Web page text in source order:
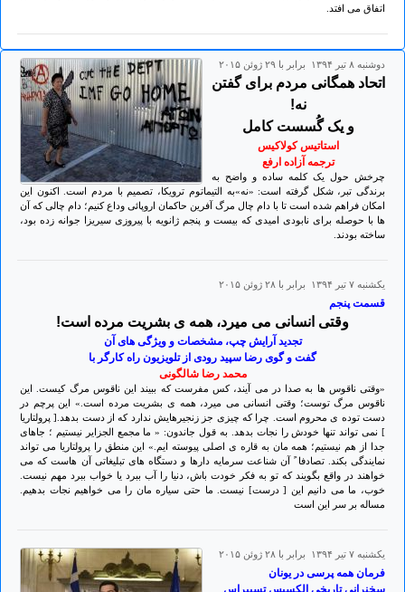
اتفاق می افتد.
دوشنبه ۸ تير ۱۳۹۴ برابر با ۲۹ ژوئن ۲۰۱۵
اتحاد همگانی مردم برای گفتن
نه!
و یک گُسست کامل
استاتیس کولاکیس
ترجمه آزاده ارفع
چرخش حول یک کلمه ساده و واضح به
برندگی تبر، شکل گرفته است: «نه»به التیماتوم ترویکا، تصمیم با مردم است. اکنون این
امکان فراهم شده است تا با دام چال مرگ آفرین حاکمان اروپائی وداع کنیم؛ دام چالی که آن
ها با حوصله برای نابودی امیدی که بیست و پنجم ژانویه با پیروزی سیریزا جوانه زده بود،
ساخته بودند.
يكشنبه ۷ تير ۱۳۹۴ برابر با ۲۸ ژوئن ۲۰۱۵
قسمت پنجم
وقتی انسانی می میرد، همه ی بشریت مرده است!
تجدید آرایش چپ، مشخصات و ویژگی های آن
گفت و گوی رضا سپید رودی از تلويزیون راه کارگر با
محمد رضا شالگونی
«وقتی ناقوس ها به صدا در می آیند، کس مفرست که ببیند این ناقوس مرگ کیست. این
ناقوس مرگ توست؛ وقتی انسانی می میرد، همه ی بشریت مرده است.» این پرچم در
دست توده ی محروم است. چرا که چیزی جز زنجیرهایش ندارد که از دست بدهد.[ پرولتاريا
] نمی تواند تنها خودش را نجات بدهد. به قول جاندون: « ما مجمع الجزایر نیستیم ؛ جاهای
جدا از هم نیستیم؛ همه مان به قاره ی اصلی پیوسته ایم.» این منطق را پرولتاریا می تواند
نمایندگی بکند. تصادفا ً آن شناعت سرمایه دارها و دستگاه های تبلیغاتی آن هاست که می
خواهند در واقع بگویند که تو به فکر خودت باش، دنیا را آب ببرد یا خواب ببرد مهم نیست.
خوب، ما می دانیم این [ درست] نیست. ما حتی سیاره مان را می خواهیم نجات بدهیم.
مساله بر سر این است
يكشنبه ۷ تير ۱۳۹۴ برابر با ۲۸ ژوئن ۲۰۱۵
فرمان همه پرسی در یونان
سخنرانی تاریخی الکسیس تسیپراس